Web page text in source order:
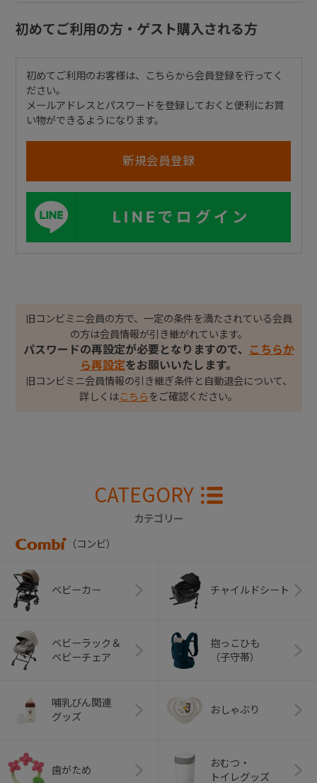
初めてご利用の方・ゲスト購入される方
初めてご利用のお客様は、こちらから会員登録を行ってく
ださい。
メールアドレスとパスワードを登録しておくと便利にお買
い物ができるようになります。
LINEでログイン
旧コンビミニ会員の方で、一定の条件を満たされている会員
の方は会員情報が引き継がれています。
パスワードの再設定が必要となりますので、
こちらか
ら再設定をお願いいたします。
旧コンビミニ会員情報の引き継ぎ条件と自動退会について、
詳しくはこちら をご確認ください。
CATEGORY
カテゴリー
（コンビ）
ベビーカー チャイルドシート
ベビーラック＆
ベビーチェア
抱っこひも
（子守帯）
哺乳びん関連
グッズ
おしゃぶり
歯がため
おむつ・
トイレグッズ